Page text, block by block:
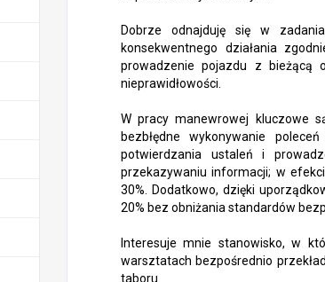
Dobrze odnajduję się w
konsekwentnego działania
prowadzenie pojazdu z bieżącą
nieprawidłowości.
W pracy manewrowej kluczowe
bezbłędne wykonywanie
potwierdzania ustaleń i
przekazywaniu informacji; w
30%. Dodatkowo, dzięki
20% bez obniżania standardów
Interesuje mnie stanowisko, w
warsztatach bezpośrednio
taboru.